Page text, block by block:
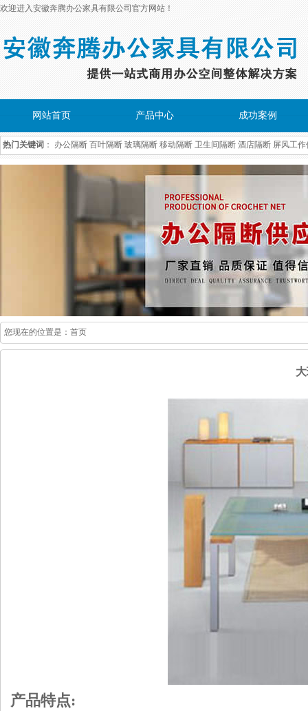
欢迎进入安徽奔腾办公家具有限公司官方网站！
网站首页 产品中心 成功案例
热门关键词 ： 办公隔断 百叶隔断 玻璃隔断 移动隔断 卫生间隔断 酒店隔断 屏风工作
您现在的位置是： 首页
产品特点: